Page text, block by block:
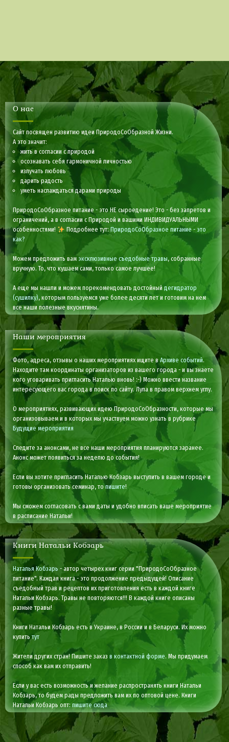
О нас
Сайт посвящен развитию идеи ПриродоСоОбразной Жизни.
А это значит:
жить в согласии с природой
осознавать себя гармоничной личностью
излучать любовь
дарить радость
уметь наслаждаться дарами природы
ПриродоСоОбразное питание - это НЕ сыроедение! Это - без запретов и
ограничений, а в согласии с Природой и вашими ИНДИВИДУАЛЬНЫМИ
особенностями!
Подробнее тут: ПриродоСоОбразное питание - это
как?
Можем предложить вам эксклюзивные съедобные травы, собранные
вручную. То, что кушаем сами, только самое лучшее!
А еще мы нашли и можем порекомендовать достойныйдегидратор
(сушилку), которым пользуемся уже более десяти лет и готовим на нем
все наши полезные вкуснятины.
Наши мероприятия
Фото, адреса, отзывы о наших мероприятиях ищите вАрхиве событий.
Находите там координаты организаторов из вашего города - и вы знаете
кого уговаривать пригласить Наталью вновь! :-) Можно ввести название
интересующего вас города в поиск по сайту. Лупа в правом верхнем углу.
О мероприятиях, развивающих идею ПриродоСоОбразности, которые мы
организовываем и в которых мы участвуем можно узнать в рубрике
Будущие мероприятия
Следите за анонсами, не все наши мероприятия планируются заранее.
Анонс может появиться за неделю до события!
Если вы хотите пригласить Наталью Кобзарь выступить в вашем городе и
готовы организовать семинар, топишите!
Мы сможем согласовать с вами даты и удобно вписать ваше мероприятие
в расписание Натальи!
Книги Натальи Кобзарь
Наталья Кобзарь - автор четырех книг серии "ПриродоСоОбразное
питание". Каждая книга - это продолжение предыдущей! Описание
съедобный трав и рецептов их приготовления есть в каждой книге
Натальи Кобзарь. Травы не повторяются!!! В каждой книге описаны
разные травы!
Книги Натальи Кобзарь есть в Украине, в России и в Беларуси. Их можно
купитьтут
Жители других стран! Пишите заказв контактной форме. Мы придумаем
способ как вам их отправить!
Если у вас есть возможность и желание распространять книги Натальи
Кобзарь, то будем рады предложить вам их по оптовой цене. Книги
Натальи Кобзарь опт:пишите сюда